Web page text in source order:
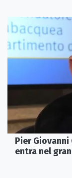
Pier Giovanni
entra nel